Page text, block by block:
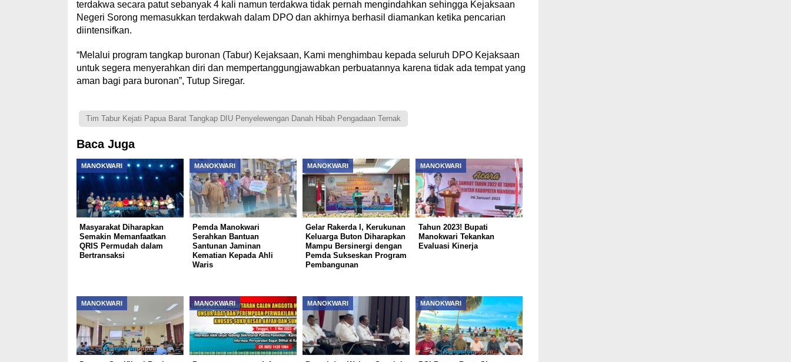
terdakwa secara patut sebanyak 4 kali namun terdakwa tidak pernah mengindahkan sehingga Kejaksaan
Negeri Sorong memasukkan terdakwah dalam DPO dan akhirnya berhasil diamankan ketika pencarian
diintensifkan.
“Melalui program tangkap buronan (Tabur) Kejaksaan, Kami menghimbau kepada seluruh DPO Kejaksaan
untuk segera menyerahkan diri dan mempertanggungjawabkan perbuatannya karena tidak ada tempat yang
aman bagi para buronan”, Tutup Siregar.
Tim Tabur Kejati Papua Barat Tangkap DIU Penyelewengan Danah Hibah Pengadaan Ternak
Baca Juga
MANOKWARI
Masyarakat Diharapkan
Semakin Memanfaatkan
QRIS Permudah dalam
Bertransaksi
MANOKWARI
Pemda Manokwari
Serahkan Bantuan
Santunan Jaminan
Kematian Kepada Ahli
Waris
MANOKWARI
Gelar Rakerda I, Kerukunan
Keluarga Buton Diharapkan
Mampu Bersinergi dengan
Pemda Sukseskan Program
Pembangunan
MANOKWARI
Tahun 2023! Bupati
Manokwari Tekankan
Evaluasi Kinerja
MANOKWARI MANOKWARI MANOKWARI MANOKWARI